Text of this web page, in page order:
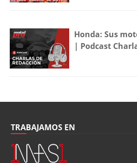
Honda: Sus
| Podcast
TRABAJAMOS EN